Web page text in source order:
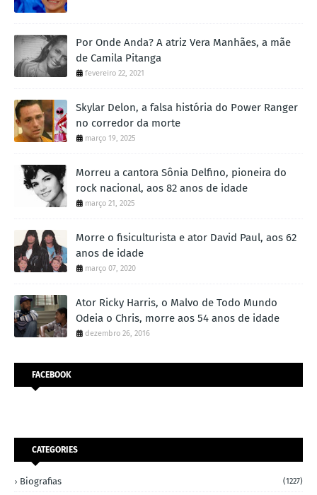
Por Onde Anda? A atriz Vera Manhães, a mãe
de Camila Pitanga
fevereiro 22, 2021
Skylar Delon, a falsa história do Power Ranger
no corredor da morte
março 19, 2025
Morreu a cantora Sônia Delfino, pioneira do
rock nacional, aos 82 anos de idade
março 21, 2025
Morre o fisiculturista e ator David Paul, aos 62
anos de idade
março 07, 2020
Ator Ricky Harris, o Malvo de Todo Mundo
Odeia o Chris, morre aos 54 anos de idade
dezembro 26, 2016
FACEBOOK
CATEGORIES
Biografias (1227)